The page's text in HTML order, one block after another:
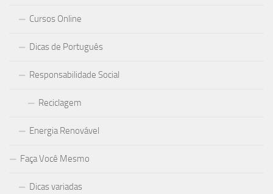
Cursos Online
Dicas de Português
Responsabilidade Social
Reciclagem
Energia Renovável
Faça Você Mesmo
Dicas variadas